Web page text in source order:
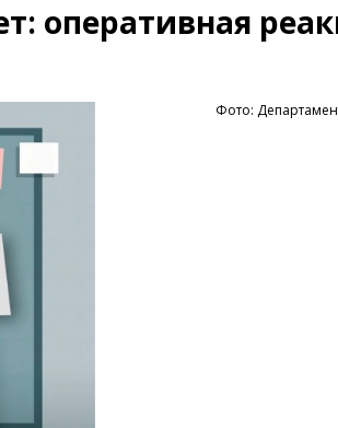
оперативная
Фото: